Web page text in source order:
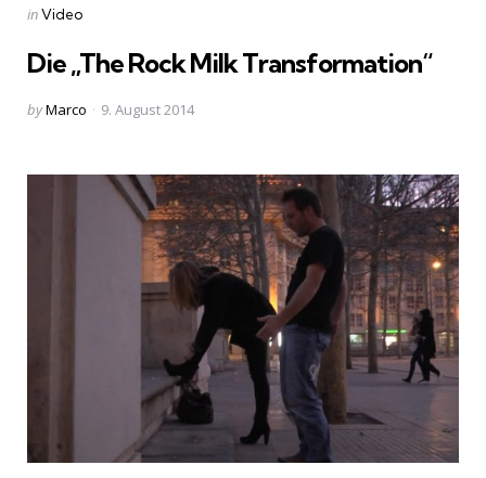
Categories
Posted
inVideo
Die „The Rock Milk Transformation“
Posted
byMarco 9. August 2014